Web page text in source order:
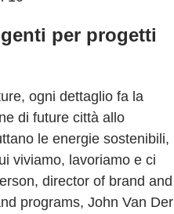
per progetti
ogni dettaglio fa la
di future città allo
le energie sostenibili,
viviamo, lavoriamo e ci
director of brand and
programs, John Van Der